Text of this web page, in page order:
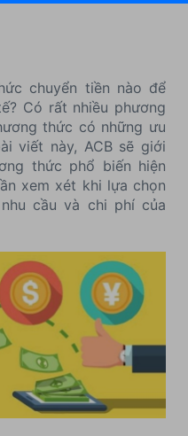
chuyển tiền nào để
Có rất nhiều phương
thức có những ưu
viết này, ACB sẽ giới
thức phổ biến hiện
xem xét khi lựa chọn
cầu và chi phí của